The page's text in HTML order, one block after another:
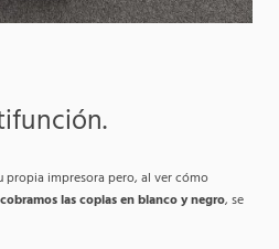
propia impresora pero, al ver cómo
las copias en blanco y negro, se